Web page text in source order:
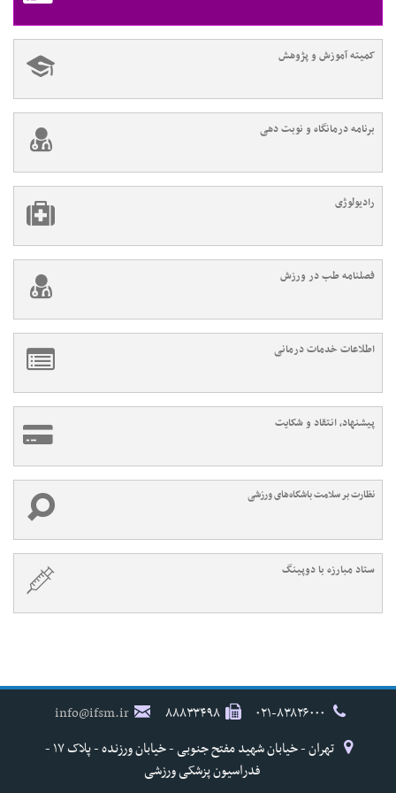
کمیته آموزش و پژوهش
برنامه درمانگاه و نوبت دهی
رادیولوژی
فصلنامه طب در ورزش
اطلاعات خدمات درمانی
پیشنهاد، انتقاد و شکایت
نظارت بر سلامت باشگاه‌های ورزشی
ستاد مبارزه با دوپینگ
۸۸۸۳۳۴۹۸
info@ifsm.ir
تهران - خیابان شهید مفتح جنوبی - خیابان ورزنده - پلاک ۱۷ -
فدراسیون پزشکی ورزشی